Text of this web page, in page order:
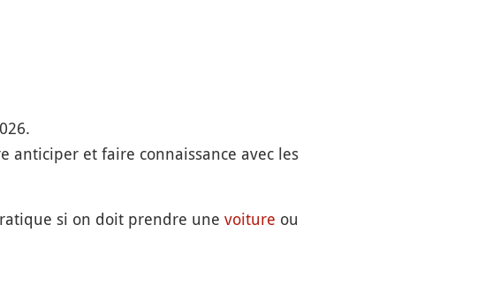
anticiper et faire connaissance avec les
si on doit prendre une voiture ou